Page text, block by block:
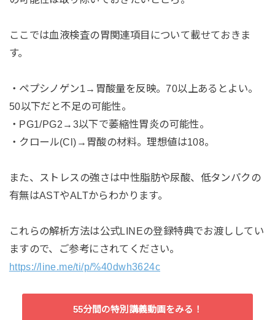
ここでは血液検査の胃関連項目について載せておきま
す。
・ペプシノゲン1→胃酸量を反映。70以上あるとよい。
50以下だと不足の可能性。
・PG1/PG2→3以下で萎縮性胃炎の可能性。
・クロール(Cl)→胃酸の材料。理想値は108。
また、ストレスの強さは中性脂肪や尿酸、低タンパクの
有無はASTやALTからわかります。
これらの解析方法は公式LINEの登録特典でお渡ししてい
ますので、ご参考にされてください。
https://line.me/ti/p/%40dwh3624c
55分間の特別講義動画をみる！